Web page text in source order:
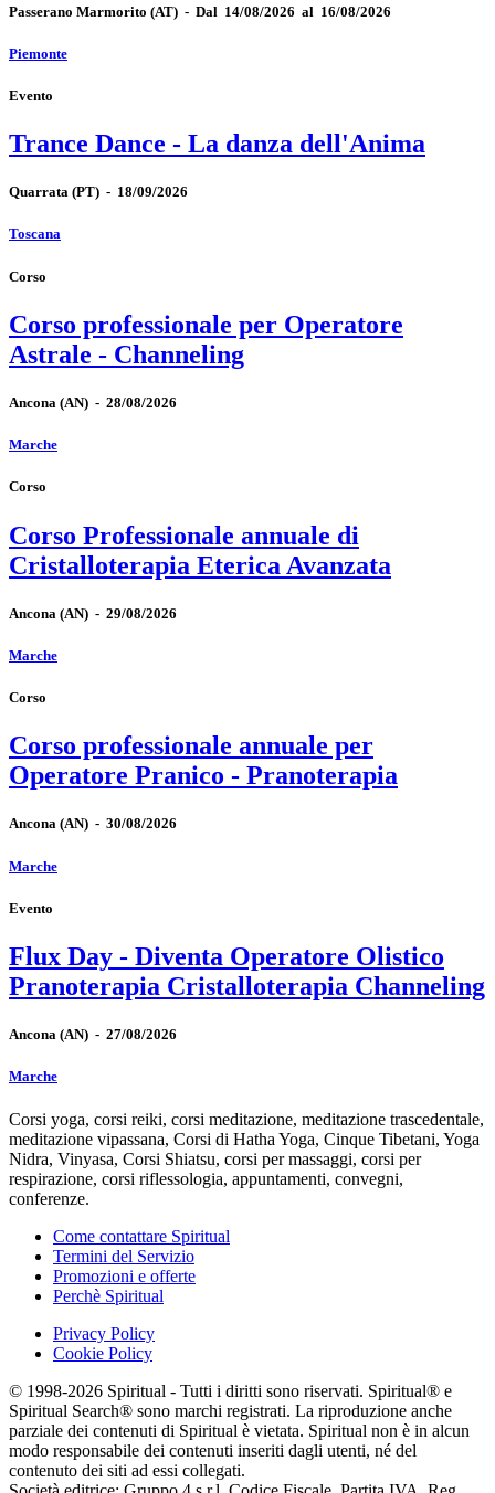
Passerano Marmorito (AT) - Dal 14/08/2026 al 16/08/2026
Piemonte
Evento
Trance Dance - La danza dell'Anima
Quarrata (PT) - 18/09/2026
Toscana
Corso
Corso professionale per Operatore
Astrale - Channeling
Ancona (AN) - 28/08/2026
Marche
Corso
Corso Professionale annuale di
Cristalloterapia Eterica Avanzata
Ancona (AN) - 29/08/2026
Marche
Corso
Corso professionale annuale per
Operatore Pranico - Pranoterapia
Ancona (AN) - 30/08/2026
Marche
Evento
Flux Day - Diventa Operatore Olistico
Pranoterapia Cristalloterapia Channeling
Ancona (AN) - 27/08/2026
Marche
Corsi yoga, corsi reiki, corsi meditazione, meditazione trascedentale,
meditazione vipassana, Corsi di Hatha Yoga, Cinque Tibetani, Yoga
Nidra, Vinyasa, Corsi Shiatsu, corsi per massaggi, corsi per
respirazione, corsi riflessologia, appuntamenti, convegni,
conferenze.
Come contattare Spiritual
Termini del Servizio
Promozioni e offerte
Perchè Spiritual
Privacy Policy
Cookie Policy
© 1998-2026 Spiritual - Tutti i diritti sono riservati. Spiritual® e
Spiritual Search® sono marchi registrati. La riproduzione anche
parziale dei contenuti di Spiritual è vietata. Spiritual non è in alcun
modo responsabile dei contenuti inseriti dagli utenti, né del
contenuto dei siti ad essi collegati.